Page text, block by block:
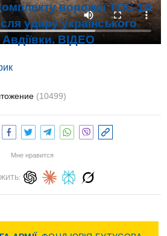
ворожої ТОС-1А
удару українського
ВIДЕО
(10499)
Мне нравится